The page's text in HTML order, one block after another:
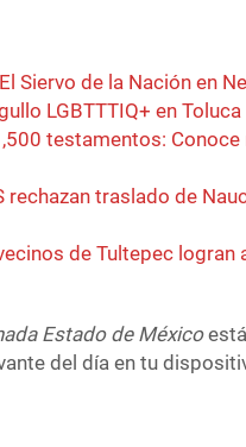
Siervo de la Nación en
LGBTTTIQ+ en Toluca
testamentos:
traslado de
de Tultepec
Estado de Méxicoestá
del día en tu